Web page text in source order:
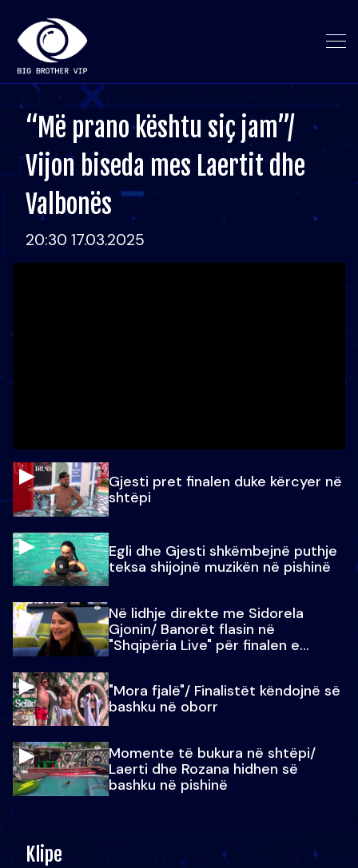
“Më prano kështu siç jam”/
Vijon biseda mes Laertit dhe
Valbonës
20:30 17.03.2025
Gjesti pret finalen duke kërcyer në
shtëpi
Egli dhe Gjesti shkëmbejnë puthje
teksa shijojnë muzikën në pishinë
Në lidhje direkte me Sidorela
Gjonin/ Banorët flasin në
"Shqipëria Live" për finalen e
"Mora fjalë"/ Finalistët këndojnë së
bashku në oborr
Momente të bukura në shtëpi/
Laerti dhe Rozana hidhen së
bashku në pishinë
Klipe